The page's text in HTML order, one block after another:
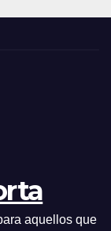
aquellos que